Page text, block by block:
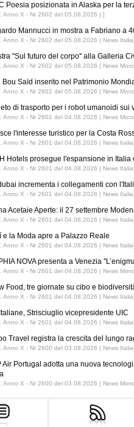
Poesia posizionata in Alaska per la
Anno X - Nr 2602 del 05.08.2026 | ]
Mannucci in mostra a Fabriano a
Anno X - Nr 2602 del 05.08.2026 | News Italia]
''Sul futuro del corpo'' alla Galleria
Anno X - Nr 2602 del 05.08.2026 | News
Bou Saïd inserito nel Patrimonio
Anno X - Nr 2602 del 05.08.2026 | News
di trasporto per i robot umanoidi sui
Anno X - Nr 2601 del 04.08.2026 | News
l'interesse turistico per la Costa
Anno X - Nr 2601 del 04.08.2026 | News Italia]
Hotels prosegue l'espansione in
Anno X - Nr 2601 del 04.08.2026 | News Italia]
incrementa i collegamenti con
Anno X - Nr 2601 del 04.08.2026 | News Italia]
Acetaie Aperte: il 27 settembre
Anno X - Nr 2601 del 04.08.2026 | News Italia]
e la Moda apre a Palazzo Reale
Anno X - Nr 2601 del 04.08.2026 | News Italia]
NOVA presenta a Venezia
Anno X - Nr 2601 del 04.08.2026 | News
Food, tre giornate su cibo e
Anno X - Nr 2601 del 04.08.2026 | News Italia]
Strisciuglio vicepresidente UIC
Anno X - Nr 2601 del 04.08.2026 | News Italia]
Travel registra la crescita del lungo
Anno X - Nr 2600 del 03.08.2026 | News Italia]
Air Portugal adotta una nuova
Anno X - Nr 2600 del 03.08.2026 | News